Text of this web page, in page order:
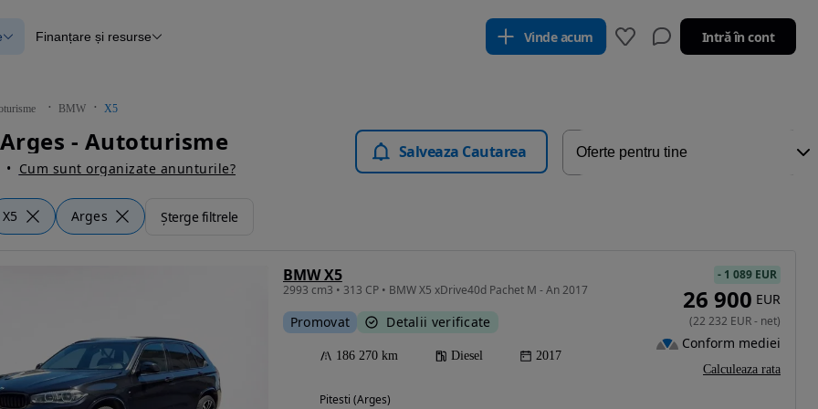
verificate
Blog Autovit.ro
Finanțare și resurse Vinde acum Intră în cont
BMW X5
Arges - Autoturisme
Cum sunt organizate anunturile?
Salveaza Cautarea
X5 Arges Șterge filtrele
BMW X5
2993 cm3 • 313 CP • BMW X5 xDrive40d Pachet M - An 2017
Promovat Detalii verificate
186 270 km Diesel 2017
Pitesti (Arges)
- 1 089 EUR
26 900 EUR
(22 232 EUR- net)
Conform mediei
Calculeaza rata